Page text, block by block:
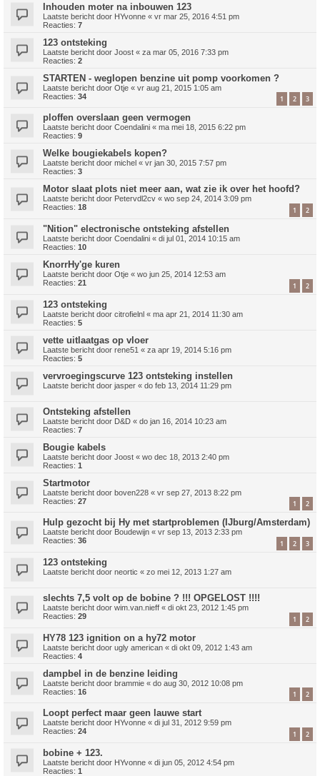
Inhouden moter na inbouwen 123
Laatste bericht door HYvonne « vr mar 25, 2016 4:51 pm
Reacties: 7
123 ontsteking
Laatste bericht door Joost « za mar 05, 2016 7:33 pm
Reacties: 2
STARTEN - weglopen benzine uit pomp voorkomen ?
Laatste bericht door Otje « vr aug 21, 2015 1:05 am
Reacties: 34 1 2 3
ploffen overslaan geen vermogen
Laatste bericht door Coendalini « ma mei 18, 2015 6:22 pm
Reacties: 9
Welke bougiekabels kopen?
Laatste bericht door michel « vr jan 30, 2015 7:57 pm
Reacties: 3
Motor slaat plots niet meer aan, wat zie ik over het hoofd?
Laatste bericht door Petervdl2cv « wo sep 24, 2014 3:09 pm
Reacties: 18 1 2
"Nition" electronische ontsteking afstellen
Laatste bericht door Coendalini « di jul 01, 2014 10:15 am
Reacties: 10
KnorrHy'ge kuren
Laatste bericht door Otje « wo jun 25, 2014 12:53 am
Reacties: 21 1 2
123 ontsteking
Laatste bericht door citrofielnl « ma apr 21, 2014 11:30 am
Reacties: 5
vette uitlaatgas op vloer
Laatste bericht door rene51 « za apr 19, 2014 5:16 pm
Reacties: 5
vervroegingscurve 123 ontsteking instellen
Laatste bericht door jasper « do feb 13, 2014 11:29 pm
Ontsteking afstellen
Laatste bericht door D&D « do jan 16, 2014 10:23 am
Reacties: 7
Bougie kabels
Laatste bericht door Joost « wo dec 18, 2013 2:40 pm
Reacties: 1
Startmotor
Laatste bericht door boven228 « vr sep 27, 2013 8:22 pm
Reacties: 27 1 2
Hulp gezocht bij Hy met startproblemen (IJburg/Amsterdam)
Laatste bericht door Boudewijn « vr sep 13, 2013 2:33 pm
Reacties: 36 1 2 3
123 ontsteking
Laatste bericht door neortic « zo mei 12, 2013 1:27 am
slechts 7,5 volt op de bobine ? !!! OPGELOST !!!!
Laatste bericht door wim.van.nieff « di okt 23, 2012 1:45 pm
Reacties: 29 1 2
HY78 123 ignition on a hy72 motor
Laatste bericht door ugly american « di okt 09, 2012 1:43 am
Reacties: 4
dampbel in de benzine leiding
Laatste bericht door brammie « do aug 30, 2012 10:08 pm
Reacties: 16 1 2
Loopt perfect maar geen lauwe start
Laatste bericht door HYvonne « di jul 31, 2012 9:59 pm
Reacties: 24 1 2
bobine + 123.
Laatste bericht door HYvonne « di jun 05, 2012 4:54 pm
Reacties: 1